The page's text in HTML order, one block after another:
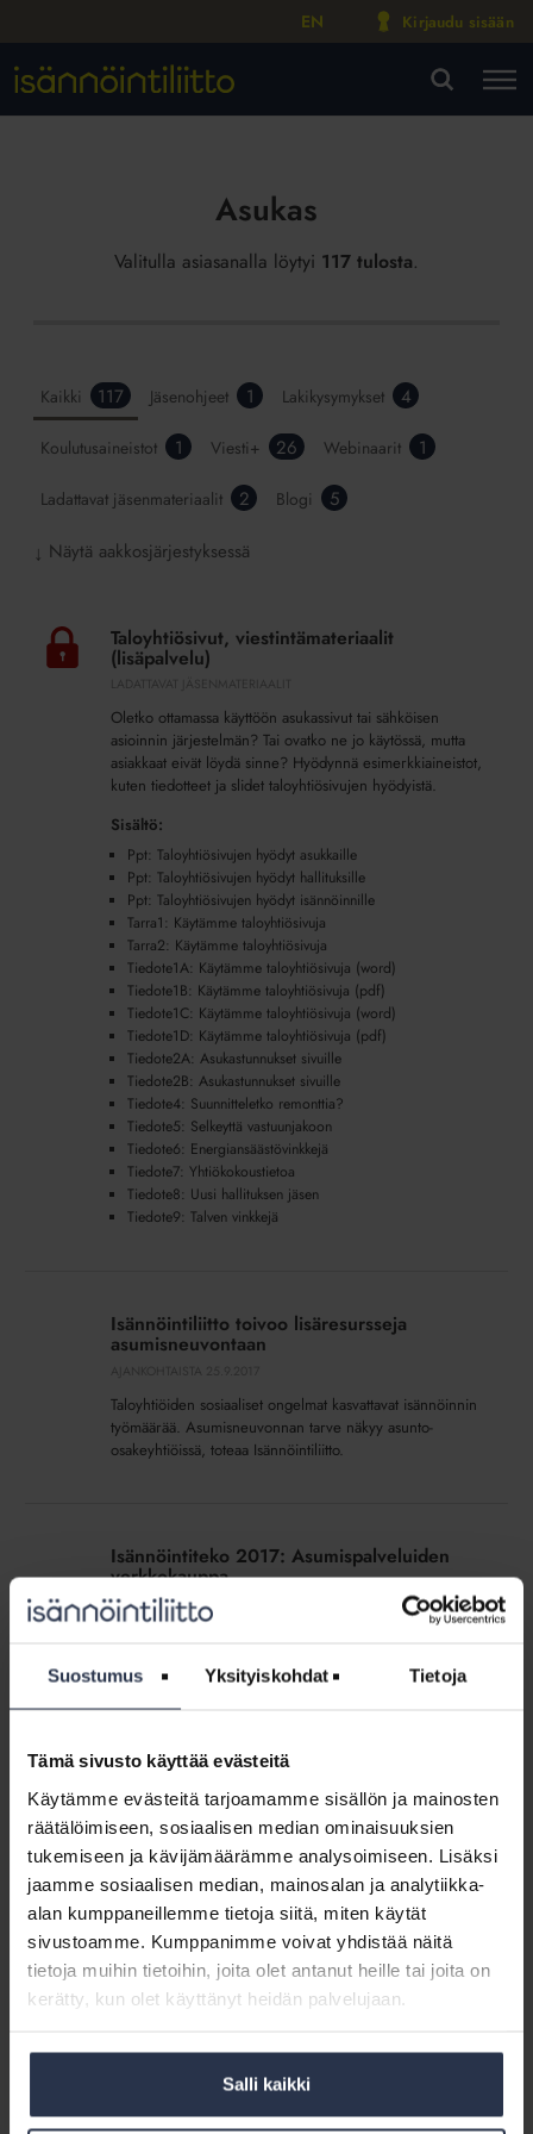
Suostumus Yksityiskohdat Tietoja
Tämä sivusto käyttää evästeitä
Käytämme evästeitä tarjoamamme sisällön ja mainosten
räätälöimiseen, sosiaalisen median ominaisuuksien
tukemiseen ja kävijämäärämme analysoimiseen. Lisäksi
jaamme sosiaalisen median, mainosalan ja analytiikka-
alan kumppaneillemme tietoja siitä, miten käytät
sivustoamme. Kumppanimme voivat yhdistää näitä
tietoja muihin tietoihin, joita olet antanut heille tai joita on
kerätty, kun olet käyttänyt heidän palvelujaan.
Salli kaikki
EN Kirjaudu sisään
Asukas
Valitulla asiasanalla löytyi 117 tulosta.
Kaikki 117 Jäsenohjeet 1 Lakikysymykset 4
Koulutusaineistot 1 Viesti+ 26 Webinaarit 1
Ladattavat jäsenmateriaalit 2 Blogi 5
↓ Näytä aakkosjärjestyksessä
viestintämateriaalit
(lisäpalvelu)
Taloyhtiösivut, viestintämateriaalit
(lisäpalvelu)
Oletko ottamassa käyttöön asukassivut tai sähköisen
asioinnin järjestelmän? Tai ovatko ne jo käytössä, mutta
asiakkaat eivät löydä sinne? Hyödynnä esimerkkiaineistot,
kuten tiedotteet ja slidet taloyhtiösivujen hyödyistä.
Sisältö:
Ppt: Taloyhtiösivujen hyödyt asukkaille
Ppt: Taloyhtiösivujen hyödyt hallituksille
Ppt: Taloyhtiösivujen hyödyt isännöinnille
Tarra1: Käytämme taloyhtiösivuja
Tarra2: Käytämme taloyhtiösivuja
Tiedote1A: Käytämme taloyhtiösivuja (word)
Tiedote1B: Käytämme taloyhtiösivuja (pdf)
Tiedote1C: Käytämme taloyhtiösivuja (word)
Tiedote1D: Käytämme taloyhtiösivuja (pdf)
Tiedote2A: Asukastunnukset sivuille
Tiedote2B: Asukastunnukset sivuille
Tiedote4: Suunnitteletko remonttia?
Tiedote5: Selkeyttä vastuunjakoon
Tiedote6: Energiansäästövinkkejä
Tiedote7: Yhtiökokoustietoa
Tiedote8: Uusi hallituksen jäsen
Tiedote9: Talven vinkkejä
lisäresurssejaIsännöintiliitto toivoo lisäresursseja
asumisneuvontaan
Taloyhtiöiden sosiaaliset ongelmat kasvattavat isännöinnin
työmäärää. Asumisneuvonnan tarve näkyy asunto-
osakeyhtiöissä, toteaa Isännöintiliitto.
Asumispalveluiden
verkkokauppa
Isännöintiteko 2017: Asumispalveluiden
verkkokauppa
ARTIKKELIT 7.9.2017
tulevaisuuden isännöinnille. Kirkkonummen Huolto tarttui
mahdollisuuteen ja suunnitteli asumispalveluiden
Asumispalvelujen...
Taloyhtiöasuminen
on
mainettaan
parempaa
Taloyhtiöasuminen on mainettaan parempaa
BLOGI 24.5.2017
Noin 3000 asukasta on tämän kevään aikana kertonut
kokemuksiaan ja odotuksiaan omasta taloyhtiöstään
Talokysely.fi-palvelun kautta. Tuloksia on saatu yhteensä
180 taloyhtiöstä ympäri Suomen. Isännöintiliiton
tammikuussa...
taloyhtiöasuminenIsännöintiala selvitti: taloyhtiöasuminen